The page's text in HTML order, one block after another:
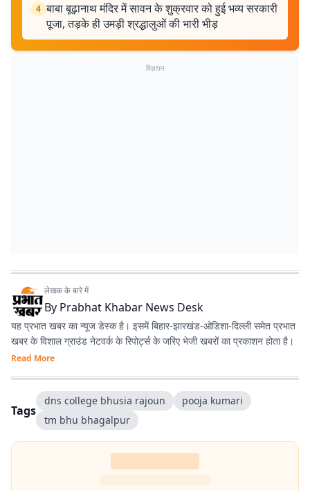
4 बाबा बूढ़ानाथ मंदिर में सावन के शुक्रवार को हुई भव्य सरकारी
पूजा, तड़के ही उमड़ी श्रद्धालुओं की भारी भीड़
विज्ञापन
लेखक के बारे में
By Prabhat Khabar News Desk
यह प्रभात खबर का न्यूज डेस्क है। इसमें बिहार-झारखंड-ओडिशा-दिल्‍ली समेत प्रभात
खबर के विशाल ग्राउंड नेटवर्क के रिपोर्ट्स के जरिए भेजी खबरों का प्रकाशन होता है।
Read More
Tags
dns college bhusia rajoun
pooja kumari
tm bhu bhagalpur